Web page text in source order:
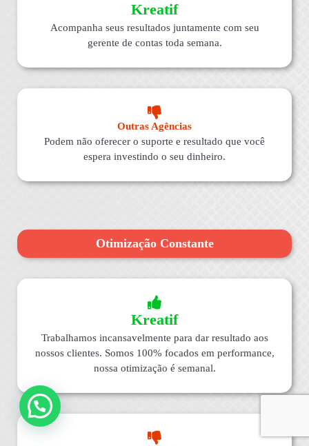
Kreatif
Acompanha seus resultados juntamente com seu
gerente de contas toda semana.
Outras Agências
Podem não oferecer o suporte e resultado que você
espera investindo o seu dinheiro.
Otimização Constante
Kreatif
Trabalhamos incansavelmente para dar resultado aos
nossos clientes. Somos 100% focados em performance,
nossa otimização é semanal.